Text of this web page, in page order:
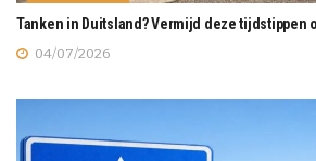
Tanken in Duitsland? Vermijd deze tijdstippen
04/07/2026